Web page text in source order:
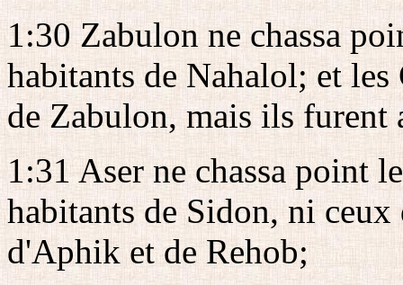
1:30 Zabulon ne chassa
habitants de Nahalol; et
de Zabulon, mais ils furent
1:31 Aser ne chassa point
habitants de Sidon, ni
d'Aphik et de Rehob;